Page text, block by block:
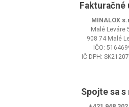
Fakturačné
MINALOX
Malé Leváre
908 74 Malé
IČO:
IČ DPH:
Spojte sa s